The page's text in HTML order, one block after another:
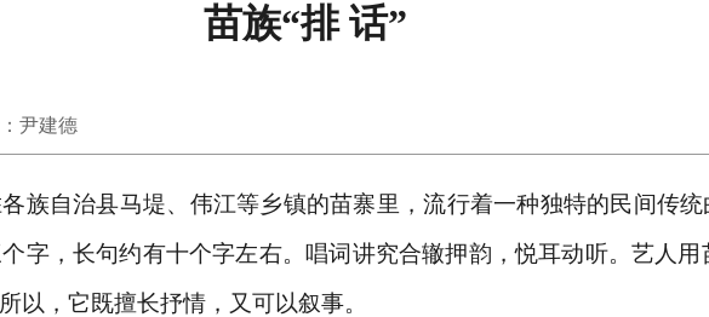
苗族“排 话”
尹建德
族自治县马堤、伟江等乡镇的苗寨里，流行着一种独特的民间传
字，长句约有十个字左右。唱词讲究合辙押韵，悦耳动听。艺人
以，它既擅长抒情，又可以叙事。